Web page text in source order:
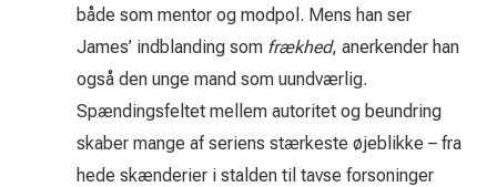
både som mentor og modpol. Mens han ser
James’ indblanding som frækhed, anerkender han
også den unge mand som uundværlig.
Spændingsfeltet mellem autoritet og beundring
skaber mange af seriens stærkeste øjeblikke – fra
hede skænderier i stalden til tavse forsoninger